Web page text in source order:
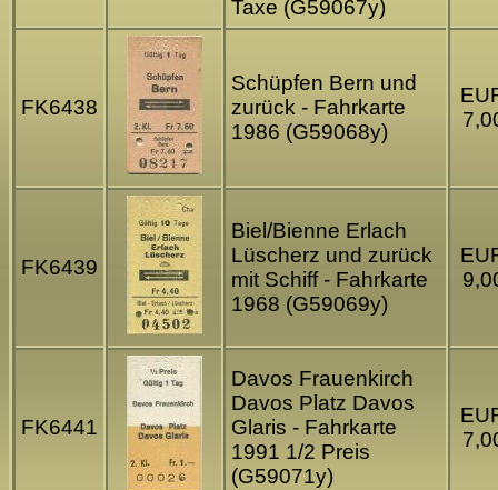
Taxe (G59067y)
FK6438
Schüpfen Bern und
zurück - Fahrkarte
1986 (G59068y)
FK6439
Biel/Bienne Erlach
Lüscherz und zurück
mit Schiff - Fahrkarte
1968 (G59069y)
FK6441
Davos Frauenkirch
Davos Platz Davos
Glaris - Fahrkarte
1991 1/2 Preis
(G59071y)